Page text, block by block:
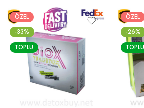
ÖZEL
-33%
TOPLU
ÖZEL
-26%
TOPLU